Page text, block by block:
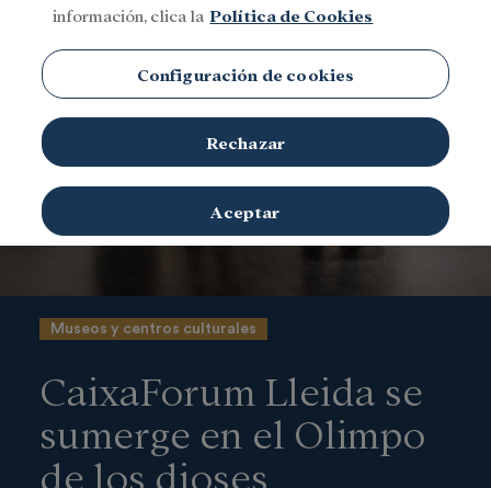
Museos y centros culturales
CaixaForum Lleida se
sumerge en el Olimpo
de los dioses
información, clica la Política de Cookies
Configuración de cookies
Rechazar
Aceptar